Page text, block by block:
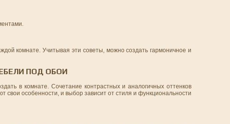
комнате. Учитывая эти советы, можно создать гармоничное и
ПОД ОБОИ
в комнате. Сочетание контрастных и аналогичных оттенков
особенности, и выбор зависит от стиля и функциональности